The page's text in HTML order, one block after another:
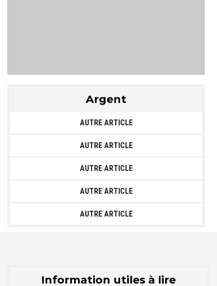
Argent
AUTRE ARTICLE
AUTRE ARTICLE
AUTRE ARTICLE
AUTRE ARTICLE
AUTRE ARTICLE
Information utiles à lire